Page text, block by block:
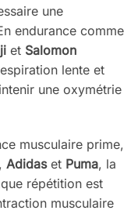
une
endurance comme
et Salomon
lente et
une oxymétrie
musculaire prime,
Adidaset Puma, la
répétition est
musculaire